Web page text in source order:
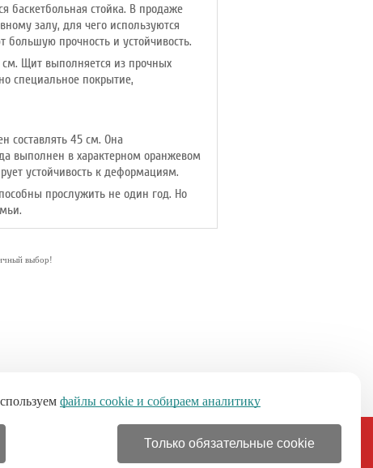
баскетбольная стойка. В продаже
залу, для чего используются
большую прочность и устойчивость.
см. Щит выполняется из прочных
специальное покрытие,
составлять 45 см. Она
выполнен в характерном оранжевом
устойчивость к деформациям.
прослужить не один год. Но
выбор!
файлы cookie и собираем аналитику
Только обязательные cookie